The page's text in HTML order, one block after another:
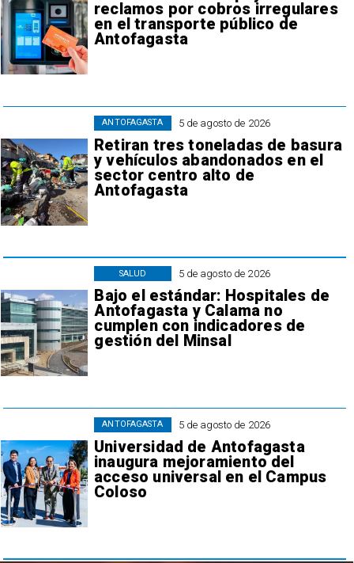
reclamos por cobros irregulares
en el transporte público de
Antofagasta
5 de agosto de 2026
Retiran tres toneladas de basura
y vehículos abandonados en el
sector centro alto de
Antofagasta
ANTOFAGASTA
5 de agosto de 2026
Bajo el estándar: Hospitales de
Antofagasta y Calama no
cumplen con indicadores de
gestión del Minsal
SALUD
5 de agosto de 2026
Universidad de Antofagasta
inaugura mejoramiento del
acceso universal en el Campus
Coloso
ANTOFAGASTA